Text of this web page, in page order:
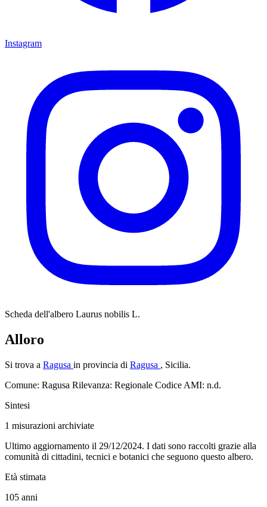
Instagram
Scheda dell'albero Laurus nobilis L.
Alloro
Si trova a Ragusa in provincia di Ragusa , Sicilia.
Comune: Ragusa Rilevanza: Regionale Codice AMI: n.d.
Sintesi
1 misurazioni archiviate
Ultimo aggiornamento il 29/12/2024. I dati sono raccolti grazie alla
comunità di cittadini, tecnici e botanici che seguono questo albero.
Età stimata
105 anni